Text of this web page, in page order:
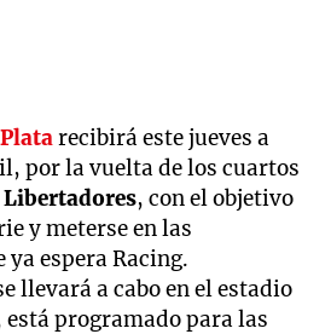
recibirá este jueves a
por la vuelta de los cuartos
Libertadores, con el objetivo
y meterse en las
espera Racing.
llevará a cabo en el estadio
programado para las